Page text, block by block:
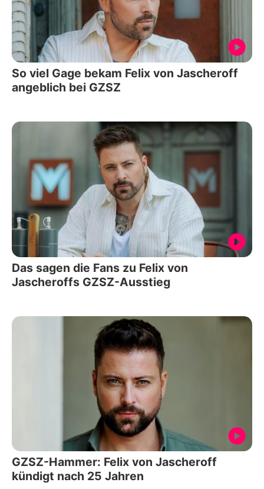
So viel Gage bekam Felix von Jascheroff
angeblich bei GZSZ
Das sagen die Fans zu Felix von
Jascheroffs GZSZ-Ausstieg
GZSZ-Hammer: Felix von Jascheroff
kündigt nach 25 Jahren